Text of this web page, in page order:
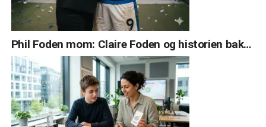
Phil Foden mom: Claire Foden og historien bak…